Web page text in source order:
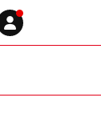
Iniciar
sesión